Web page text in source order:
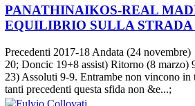
PANATHINAIKOS-REAL
EQUILIBRIO SULLA
Precedenti 2017-18 Andata (24
20; Doncic 19+8 assist) Ritorno (8 marzo)
23) Assoluti 9-9. Entrambe non vincono in
tanti precedenti questa sfida non &e...;